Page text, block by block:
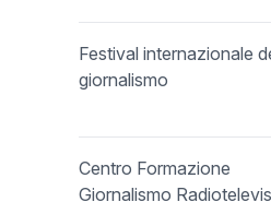
Festival internazionale
giornalismo
Centro Formazione
Giornalismo